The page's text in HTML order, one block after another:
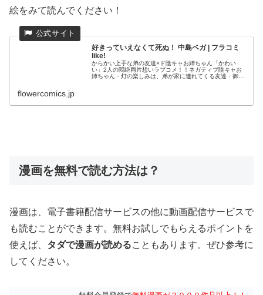
絵をみて読んでください！
好きっていえなくて死ぬ！ 中島ベガ | フラコミ
like!
からかい上手な弟の友達×ド陰キャお姉ちゃん「かわい
い」2人の悶絶両片想いラブコメ！！ネガティブ陰キャお
姉ちゃん・灯の楽しみは、弟が家に連れてくる友達・御景
flowercomics.jp
漫画を無料で読む方法は？
漫画は、電子書籍配信サービスの他に動画配信サービスで
も読むことができます。無料お試しでもらえるポイントを
使えば、 タダで漫画が読めることもあります。ぜひ参考に
してください。